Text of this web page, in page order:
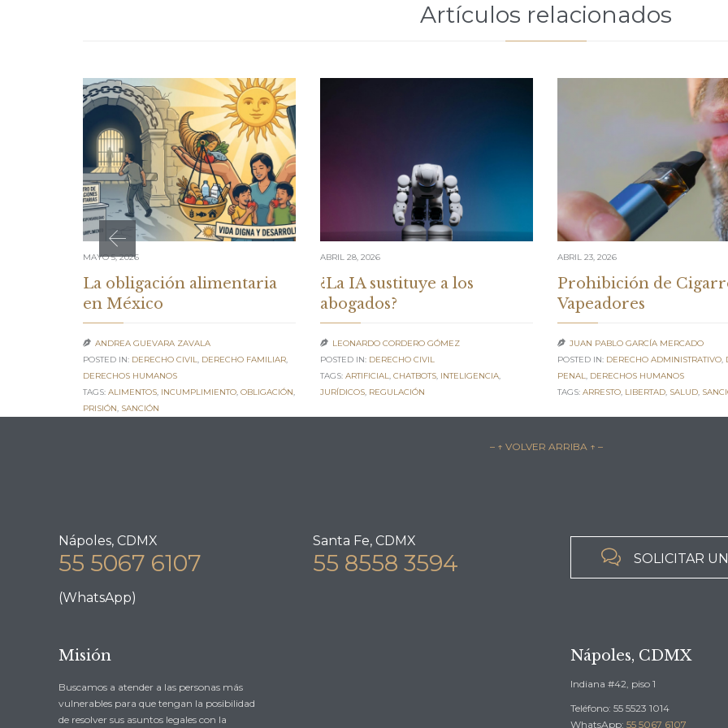
Artículos relacionados
MAYO 5, 2026
La obligación alimentaria
en México
 ANDREA GUEVARA ZAVALA
POSTED IN: DERECHO CIVIL, DERECHO FAMILIAR,
DERECHOS HUMANOS
TAGS: ALIMENTOS, INCUMPLIMIENTO, OBLIGACIÓN,
PRISIÓN, SANCIÓN
ABRIL 28, 2026
¿La IA sustituye a los
abogados?
 LEONARDO CORDERO GÓMEZ
POSTED IN: DERECHO CIVIL
TAGS: ARTIFICIAL, CHATBOTS, INTELIGENCIA,
JURÍDICOS, REGULACIÓN
ABRIL 23, 2026
Prohibición de
Vapeadores
 JUAN PABLO GARCÍA MERCADO
POSTED IN: DERECHO ADMINISTRATIVO,
PENAL, DERECHOS HUMANOS
TAGS: ARRESTO, LIBERTAD, SALUD,
– ↑ VOLVER ARRIBA ↑ –
Nápoles, CDMX
55 5067 6107
(WhatsApp)
Santa Fe, CDMX
55 8558 3594  SOLICITAR
Misión
Buscamos a atender a las personas más
vulnerables para que tengan la posibilidad
de resolver sus asuntos legales con la
Nápoles, CDMX
Indiana #42, piso 1
Teléfono: 55 5523 1014
WhatsApp: 55 5067 6107